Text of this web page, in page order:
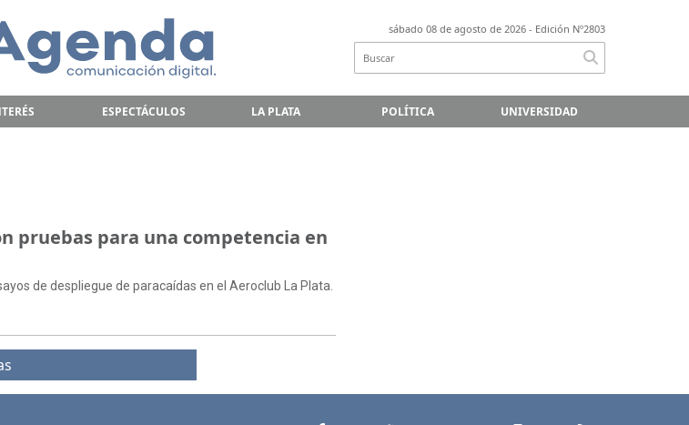
sábado 08 de agosto de 2026 - Edición Nº2803
ESPECTÁCULOS LA PLATA POLÍTICA UNIVERSIDAD
pruebas para una competencia en
de despliegue de paracaídas en el Aeroclub La Plata.